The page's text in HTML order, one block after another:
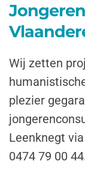
Wij zetten
plezier
Leenknegt via
0474 79 00